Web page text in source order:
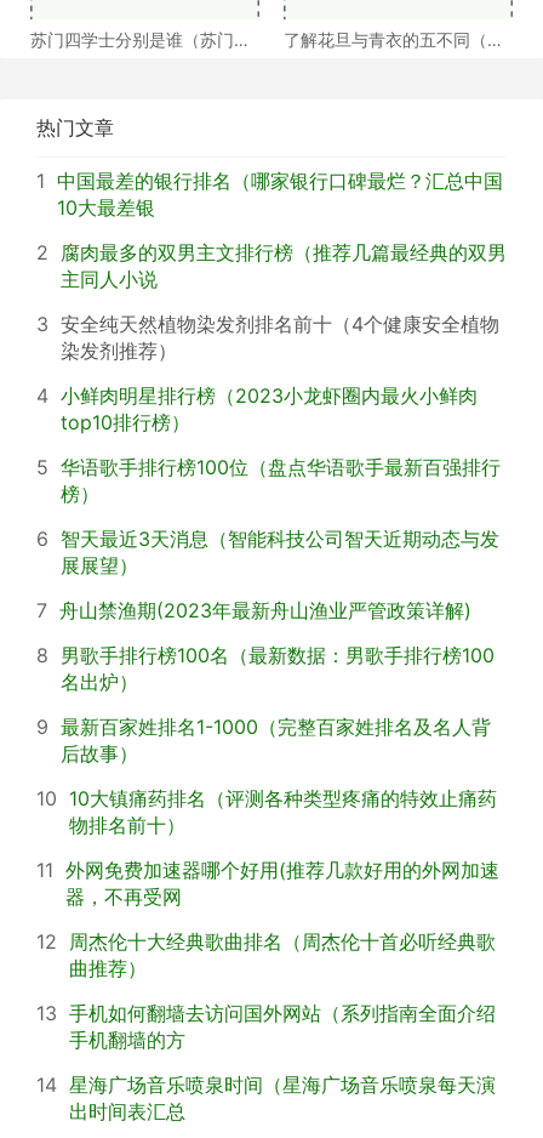
苏门四学士分别是谁（苏门四
了解花旦与青衣的五不同（浅
热门文章
1 中国最差的银行排名（哪家银行口碑最烂？汇总中国
10大最差银
2 腐肉最多的双男主文排行榜（推荐几篇最经典的双男
主同人小说
3 安全纯天然植物染发剂排名前十（4个健康安全植物
染发剂推荐）
4 小鲜肉明星排行榜（2023小龙虾圈内最火小鲜肉
top10排行榜）
5 华语歌手排行榜100位（盘点华语歌手最新百强排行
榜）
6 智天最近3天消息（智能科技公司智天近期动态与发
展展望）
7 舟山禁渔期(2023年最新舟山渔业严管政策详解)
8 男歌手排行榜100名（最新数据：男歌手排行榜100
名出炉）
9 最新百家姓排名1-1000（完整百家姓排名及名人背
后故事）
10 10大镇痛药排名（评测各种类型疼痛的特效止痛药
物排名前十）
11 外网免费加速器哪个好用(推荐几款好用的外网加速
器，不再受网
12 周杰伦十大经典歌曲排名（周杰伦十首必听经典歌
曲推荐）
13 手机如何翻墙去访问国外网站（系列指南全面介绍
手机翻墙的方
14 星海广场音乐喷泉时间（星海广场音乐喷泉每天演
出时间表汇总